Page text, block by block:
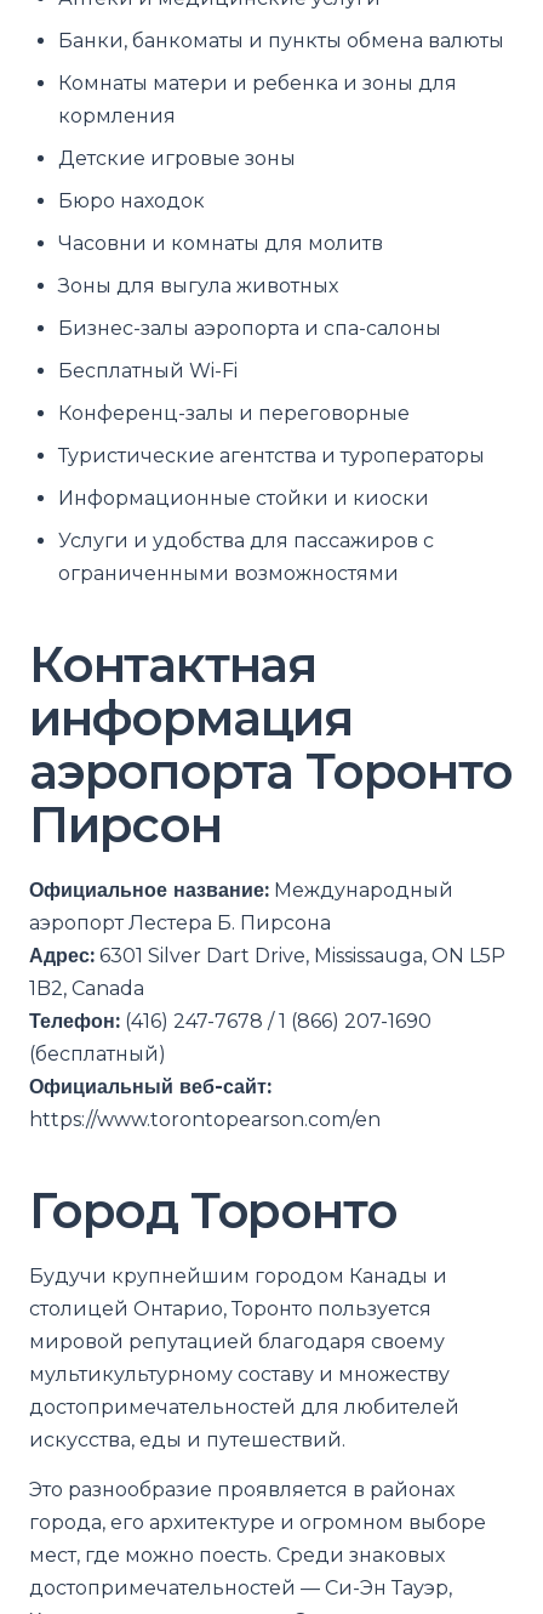
Банки, банкоматы и пункты обмена валюты
Комнаты матери и ребенка и зоны для
кормления
Детские игровые зоны
Бюро находок
Часовни и комнаты для молитв
Зоны для выгула животных
Бизнес-залы аэропорта и спа-салоны
Бесплатный Wi-Fi
Конференц-залы и переговорные
Туристические агентства и туроператоры
Информационные стойки и киоски
Услуги и удобства для пассажиров с
ограниченными возможностями
Контактная
информация
аэропорта Торонто
Пирсон
Официальное название: Международный
аэропорт Лестера Б. Пирсона
Адрес: 6301 Silver Dart Drive, Mississauga, ON L5P
1B2, Canada
Телефон: (416) 247-7678 / 1 (866) 207-1690
(бесплатный)
Официальный веб-сайт:
https://www.torontopearson.com/en
Город Торонто
Будучи крупнейшим городом Канады и
столицей Онтарио, Торонто пользуется
мировой репутацией благодаря своему
мультикультурному составу и множеству
достопримечательностей для любителей
искусства, еды и путешествий.
Это разнообразие проявляется в районах
города, его архитектуре и огромном выборе
мест, где можно поесть. Среди знаковых
достопримечательностей — Си-Эн Тауэр,